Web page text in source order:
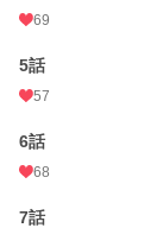
69
5話
57
6話
68
7話